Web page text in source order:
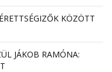
KÖZÖTT
JÁKOB RAMÓNA: